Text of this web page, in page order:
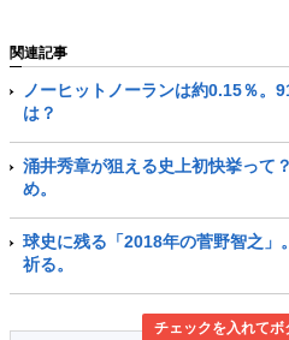
関連記事
ノーヒットノーランは約0.15％。
は？
涌井秀章が狙える史上初快挙って
め。
球史に残る「2018年の菅野智之」
祈る。
チェックを入れてボ